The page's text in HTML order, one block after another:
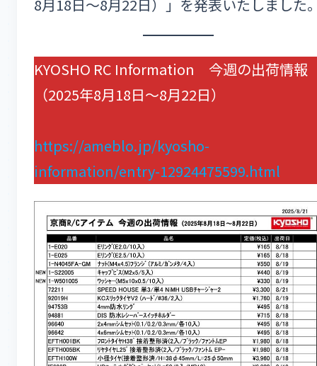
8月18日～8月22日）」を発表いたしました
KYOSHO RC Information 今週の出荷情報
（2025年8月18日～8月22日）
https://ameblo.jp/kyosho-
information/entry-12924475599.html